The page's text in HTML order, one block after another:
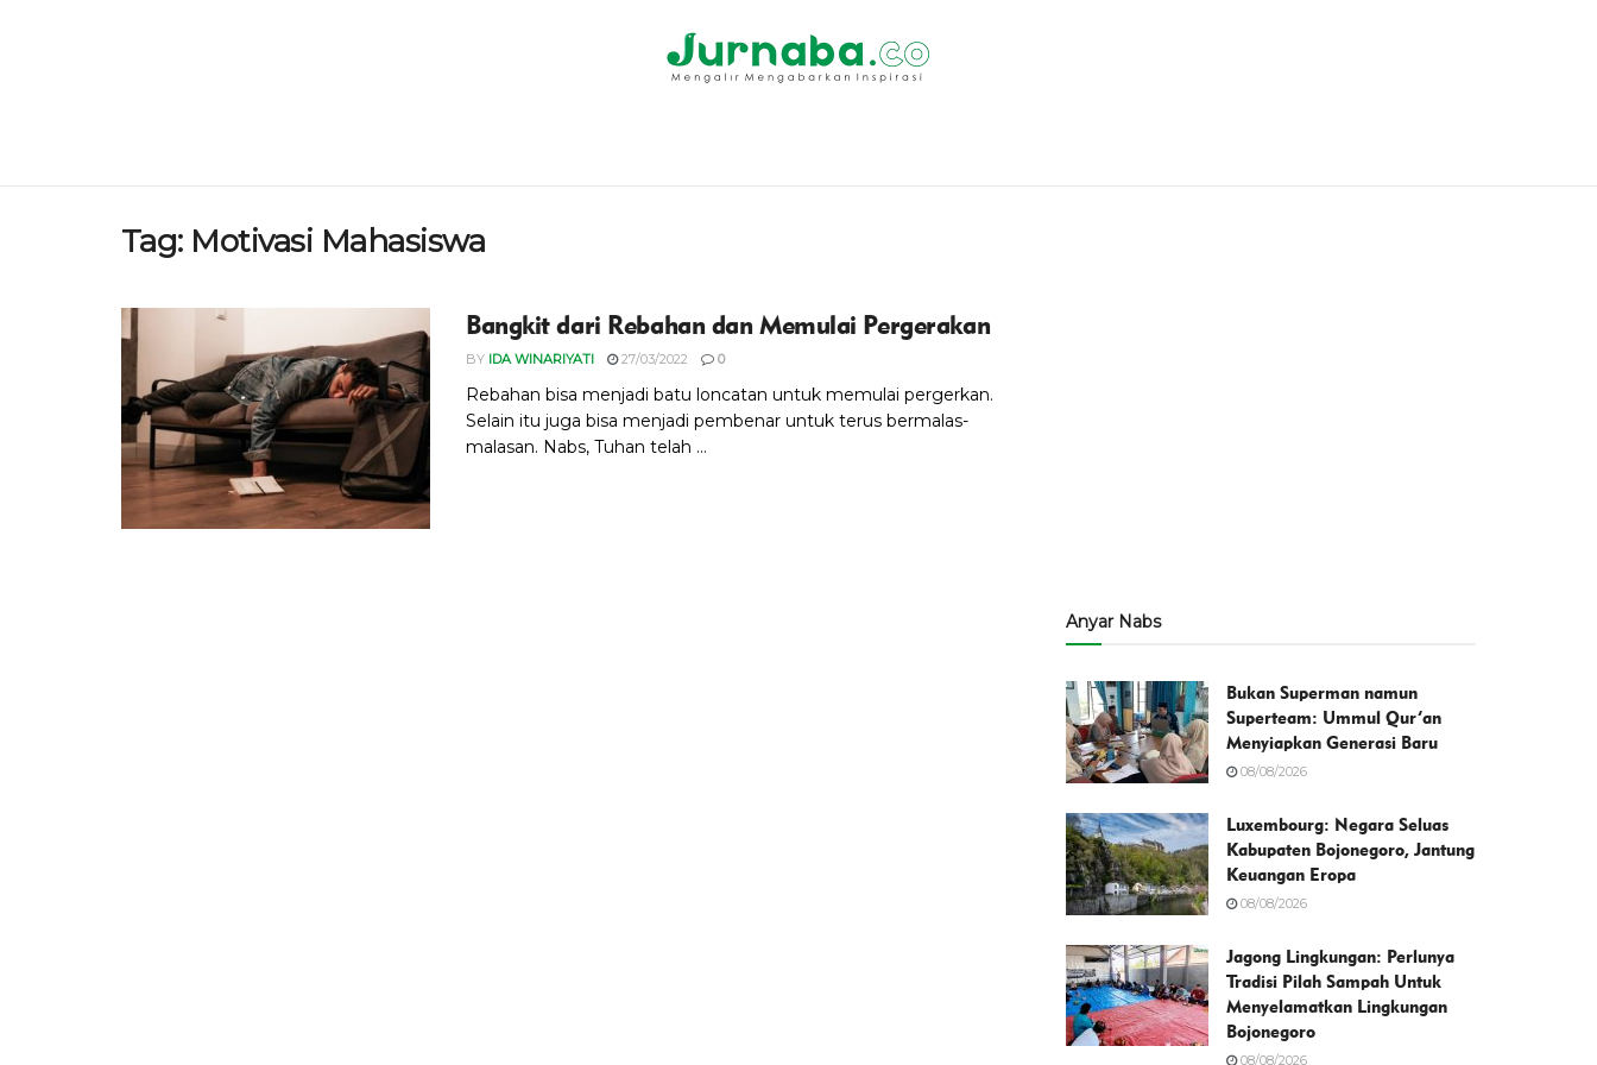
Tag: Motivasi Mahasiswa
Bangkit dari Rebahan dan Memulai Pergerakan
BY IDA WINARIYATI 27/03/2022 0
Rebahan bisa menjadi batu loncatan untuk memulai pergerkan.
Selain itu juga bisa menjadi pembenar untuk terus bermalas-
malasan. Nabs, Tuhan telah ...
Anyar Nabs
Bukan Superman namun
Superteam: Ummul Qur’an
Menyiapkan Generasi Baru
08/08/2026
Luxembourg: Negara Seluas
Kabupaten Bojonegoro, Jantung
Keuangan Eropa
08/08/2026
Jagong Lingkungan: Perlunya
Tradisi Pilah Sampah Untuk
Menyelamatkan Lingkungan
Bojonegoro
08/08/2026